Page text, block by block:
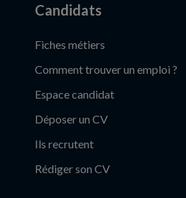
Candidats
Fiches métiers
Comment trouver un emploi ?
Espace candidat
Déposer un CV
Ils recrutent
Rédiger son CV